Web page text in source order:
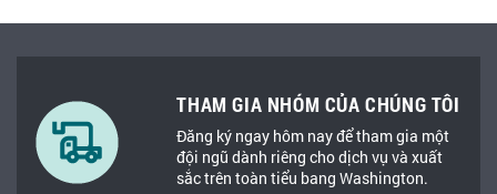
THAM GIA NHÓM CỦA CHÚNG TÔI
Đăng ký ngay hôm nay để tham gia một
đội ngũ dành riêng cho dịch vụ và xuất
sắc trên toàn tiểu bang Washington.